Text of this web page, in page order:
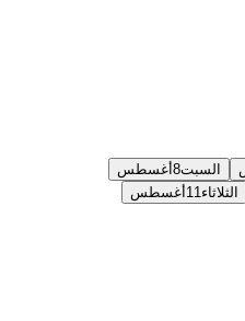
8أغسطس
11أغسطس